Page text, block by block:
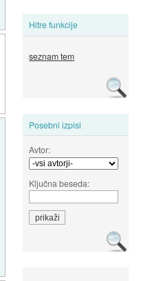
Hitre funkcije
seznam tem
Posebni izpisi
Avtor:
Ključna beseda: